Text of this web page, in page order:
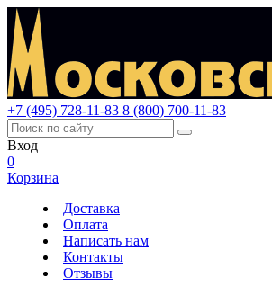
+7 (495) 728-11-83 8 (800) 700-11-83
Вход
0
Корзина
Доставка
Оплата
Написать нам
Контакты
Отзывы